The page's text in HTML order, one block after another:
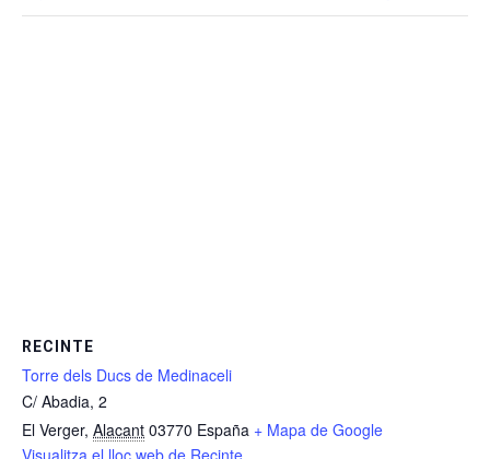
RECINTE
Torre dels Ducs de Medinaceli
C/ Abadia, 2
El Verger, Alacant 03770 España + Mapa de Google
Visualitza el lloc web de Recinte